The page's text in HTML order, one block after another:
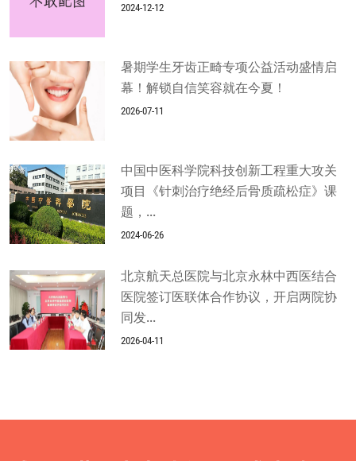
2024-12-12
暑期学生牙齿正畸专项公益活动盛情启
幕！解锁自信笑容就在今夏！
2026-07-11
中国中医科学院科技创新工程重大攻关
项目《针刺治疗绝经后骨质疏松症》课
题，...
2024-06-26
北京航天总医院与北京永林中西医结合
医院签订医联体合作协议，开启两院协
同发...
2026-04-11